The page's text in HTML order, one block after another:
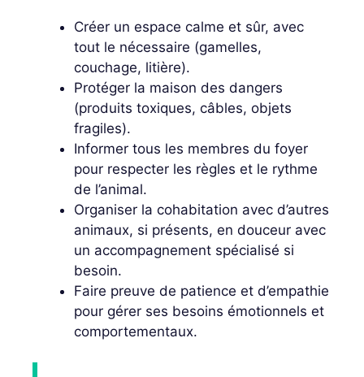
Créer un espace calme et sûr, avec
tout le nécessaire (gamelles,
couchage, litière).
Protéger la maison des dangers
(produits toxiques, câbles, objets
fragiles).
Informer tous les membres du foyer
pour respecter les règles et le rythme
de l’animal.
Organiser la cohabitation avec d’autres
animaux, si présents, en douceur avec
un accompagnement spécialisé si
besoin.
Faire preuve de patience et d’empathie
pour gérer ses besoins émotionnels et
comportementaux.